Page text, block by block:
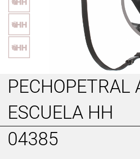
PECHOPETRAL
ESCUELA HH
04385